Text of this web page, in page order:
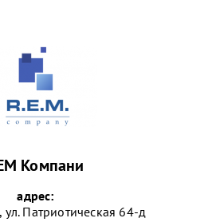
Компани
адрес:
ул. Патриотическая 64-д